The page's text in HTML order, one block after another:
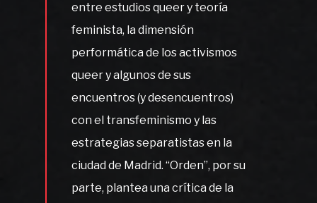
entre estudios queer y teoría
feminista, la dimensión
performática de los activismos
queer y algunos de sus
encuentros (y desencuentros)
con el transfeminismo y las
estrategias separatistas en la
ciudad de Madrid. “Orden”, por su
parte, plantea una crítica de la